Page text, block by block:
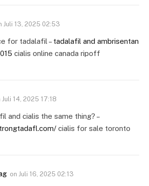
Juli 13, 2025 02:53
for tadalafil – tadalafil and ambrisentan
cialis online canada ripoff
Juli 14, 2025 17:18
and cialis the same thing? –
cialis for sale toronto
on Juli 16, 2025 02:13